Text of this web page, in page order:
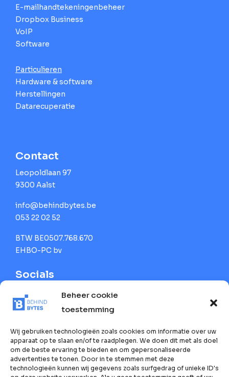
Beheer cookie
toestemming
Wij gebruiken technologieën zoals cookies om informatie over uw
apparaat op te slaan en/of te raadplegen. We doen dit met als doel
om de beste ervaring te bieden en om gepersonaliseerde
advertenties te tonen. Door in te stemmen met deze
technologieën kunnen wij gegevens zoals surfgedrag of unieke ID's
E-mailhandtekeningenbeheer
Dropbox Business
VoIP
Software
Particulieren
Hardware & software
Herstellingen
Datarecuperatie
Contact
Leopoldlaan 97
9300 Aalst
info@behindbytes.be
053 22 02 52
BTW BE0507.768.670
EHBO-PC bv
Socials
Nieuwsbrief